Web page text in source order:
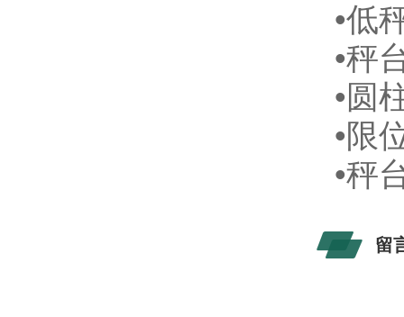
•低
•秤
•圆
•限
•秤
留